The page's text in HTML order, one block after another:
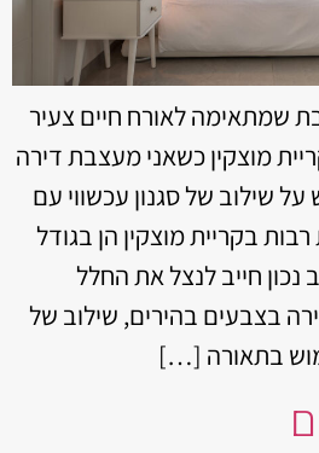
שמתאימה לאורח חיים צעיר
מוצקין כשאני מעצבת דירה
שילוב של סגנון עכשווי עם
בקריית מוצקין הן בגודל
נכון חייב לנצל את החלל
בצבעים בהירים, שילוב של
בתאורה […]